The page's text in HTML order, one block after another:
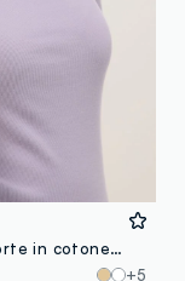
T-shirt fitted a maniche corte in cotone elasticizzato viola
+5